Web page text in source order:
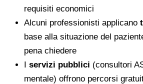
requisiti economici
Alcuni professionisti applicano
base alla situazione del
pena chiedere
I servizi pubblici (consultori
mentale) offrono percorsi